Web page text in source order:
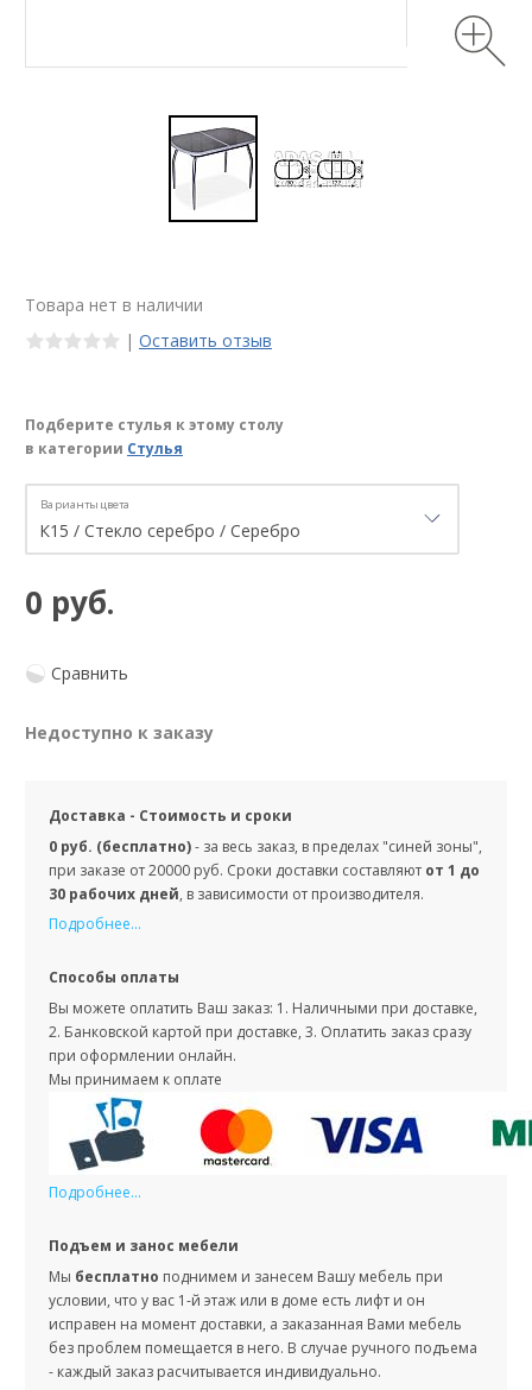
Товара нет в наличии
| Оставить отзыв
Подберите стулья к этому столу
в категории Стулья
Варианты цвета
0 руб.
Сравнить
Недоступно к заказу
Доставка - Стоимость и сроки
0 руб. (бесплатно)- за весь заказ, в пределах "синей зоны",
при заказе от 20000 руб. Сроки доставки составляют от 1 до
30 рабочих дней, в зависимости от производителя.
Подробнее...
Способы оплаты
Вы можете оплатить Ваш заказ: 1. Наличными при доставке,
2. Банковской картой при доставке, 3. Оплатить заказ сразу
при оформлении онлайн.
Мы принимаем к оплате
Подробнее...
Подъем и занос мебели
Мы бесплатно поднимем и занесем Вашу мебель при
условии, что у вас 1-й этаж или в доме есть лифт и он
исправен на момент доставки, а заказанная Вами мебель
без проблем помещается в него. В случае ручного подъема
- каждый заказ расчитывается индивидуально.